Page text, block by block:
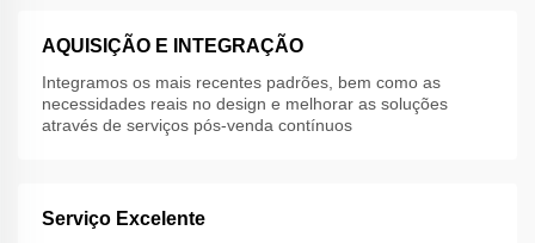
AQUISIÇÃO E INTEGRAÇÃO
Integramos os mais recentes padrões, bem como as
necessidades reais no design e melhorar as soluções
através de serviços pós-venda contínuos
Serviço Excelente